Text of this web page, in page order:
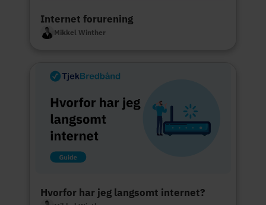
Internet forurening
Mikkel Winther
Hvorfor har jeg langsomt internet?